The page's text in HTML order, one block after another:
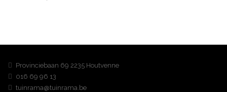
Provinciebaan 69 2235 Houtvenne
016 69 96 13
tuinrama@tuinrama.be